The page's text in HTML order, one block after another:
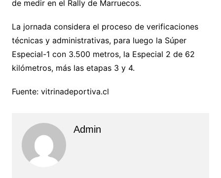
de medir en el Rally de Marruecos.
La jornada considera el proceso de verificaciones
técnicas y administrativas, para luego la Súper
Especial-1 con 3.500 metros, la Especial 2 de 62
kilómetros, más las etapas 3 y 4.
Fuente: vitrinadeportiva.cl
Admin